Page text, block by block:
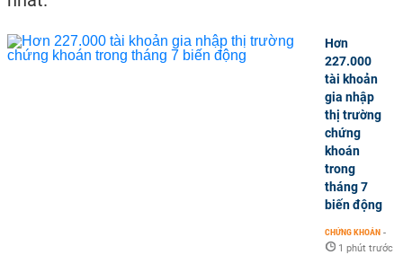
Hơn
227.000
tài khoản
gia nhập
thị trường
chứng
khoán
trong
tháng 7
biến động
CHỨNG KHOÁN -
1 phút trước